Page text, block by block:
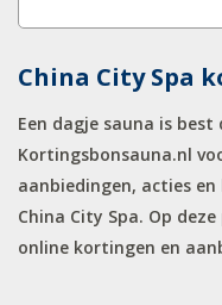
China City Spa
Een dagje sauna is
Kortingsbonsauna.nl
aanbiedingen, acties
China City Spa. Op
online kortingen en